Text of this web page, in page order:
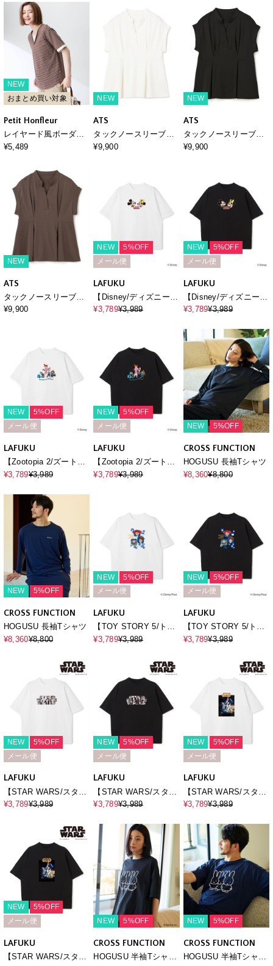
トンブレンド】
NEW
おまとめ買い対象
Petit Honfleur
レイヤード風ボーダー
VネックTシャツ
¥5,489
NEW
ATS
タックノースリーブカ
ットソー
¥9,900
NEW
ATS
タックノースリーブカ
ットソー
¥9,900
NEW
ATS
タックノースリーブカ
ットソー
¥9,900
NEW
5%OFF
メール便
LAFUKU
【Disney/ディズニー】
ミッキーマウス＆ミニ
¥3,789¥3,989
NEW
5%OFF
メール便
LAFUKU
【Disney/ディズニー】
ミッキーマウス＆ミニ
Over Harf Sleeve T-
shirt《UNISEX》
¥3,789¥3,989
NEW
5%OFF
メール便
LAFUKU
【Zootopia 2/ズートピ
ア2】キャラクタープリ
Over Harf Sleeve T-
shirt《UNISEX》
¥3,789¥3,989
NEW
5%OFF
メール便
LAFUKU
【Zootopia 2/ズートピ
ア2】キャラクタープリ
¥3,789¥3,989
NEW 5%OFF
CROSS FUNCTION
HOGUSU 長袖Tシャツ
¥8,360¥8,800
NEW 5%OFF
CROSS FUNCTION
HOGUSU 長袖Tシャツ
¥8,360¥8,800
NEW
5%OFF
メール便
LAFUKU
【TOY STORY 5/ト
イ・ストーリー5】キャ
シャツ / Over Harf
shirt《UNISEX》
¥3,789¥3,989
NEW
5%OFF
メール便
LAFUKU
【TOY STORY 5/ト
イ・ストーリー5】キャ
シャツ / Over Harf
shirt《UNISEX》
¥3,789¥3,989
NEW
5%OFF
メール便
LAFUKU
【STAR WARS/スター
ウォーズ】ヴィンテー
シャツ / Over Harf
shirt《UNISEX》
（2026SS）
¥3,789¥3,989
NEW
5%OFF
メール便
LAFUKU
【STAR WARS/スター
ウォーズ】ヴィンテー
シャツ / Over Harf
Sleeve T-
shirt《UNISEX》
（2026SS）
¥3,789¥3,989
NEW
5%OFF
メール便
LAFUKU
【STAR WARS/スター
ウォーズ】カスレ加工
リントTシャツ / Over
Harf Sleeve T-
shirt《UNISEX》
（2026SS）
¥3,789¥3,989
NEW
5%OFF
メール便
LAFUKU
【STAR WARS/スター
NEW 5%OFF
CROSS FUNCTION
HOGUSU 半袖Tシャツ
NEW 5%OFF
CROSS FUNCTION
HOGUSU 半袖Tシャツ